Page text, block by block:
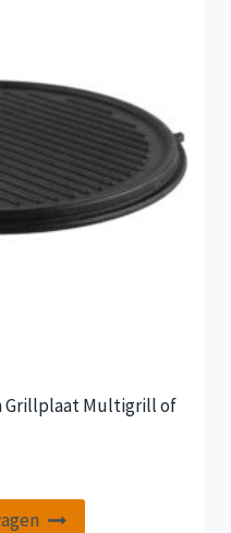
Grillplaat Multigrill of